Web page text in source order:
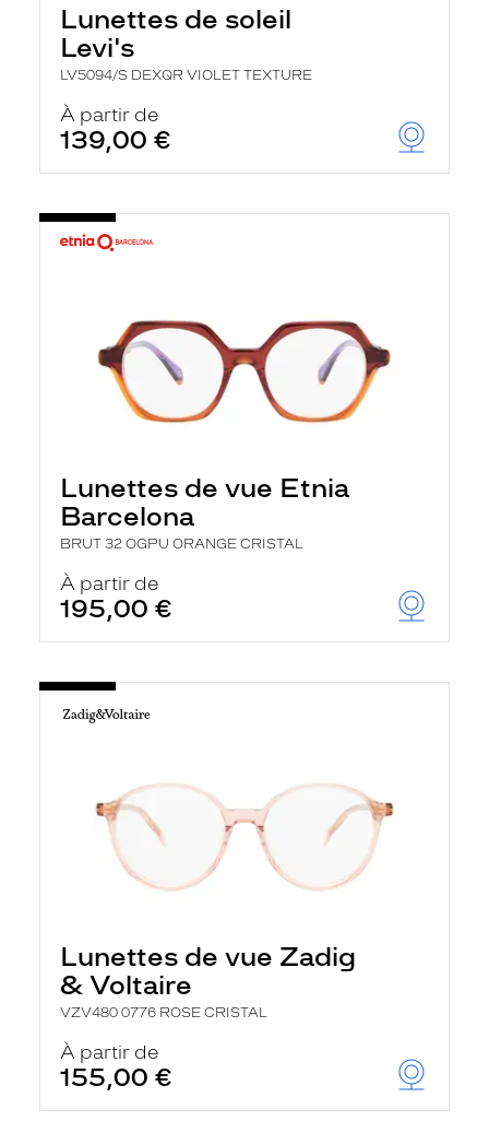
Lunettes de soleil
Levi's
LV5094/S DEXQR VIOLET TEXTURE
À partir de
139,00 €
Lunettes de vue Etnia
Barcelona
BRUT 32 OGPU ORANGE CRISTAL
À partir de
195,00 €
Lunettes de vue Zadig
& Voltaire
VZV480 0776 ROSE CRISTAL
À partir de
155,00 €